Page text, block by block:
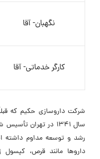
نگهبان- آقا
کارگر خدماتی- آقا
شرکت داروسازی حکیم که
سال ۱۳۴۱ در
رشد و توسعه مداوم داشته
داروها مانند قرص،